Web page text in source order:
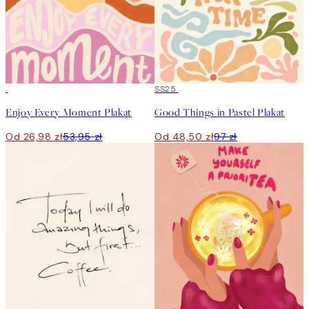
Enjoy Every Moment Plakat
Od 26,98 zł53,95 zł
50%*
SS25
Good Things in Pastel Plakat
Od 48,50 zł97 zł